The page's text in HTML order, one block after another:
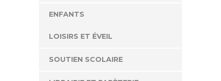
ENFANTS
LOISIRS ET ÉVEIL
SOUTIEN SCOLAIRE